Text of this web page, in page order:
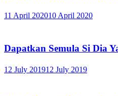
11 April 202010 April 2020
Dapatkan Semula Si Dia
12 July 201912 July 2019